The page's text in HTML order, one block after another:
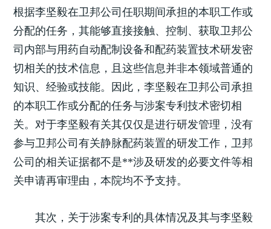
根据李坚毅在卫邦公司任职期间承担的本职工作或
分配的任务，其能够直接接触、控制、获取卫邦公
司内部与用药自动配制设备和配药装置技术研发密
切相关的技术信息，且这些信息并非本领域普通的
知识、经验或技能。因此，李坚毅在卫邦公司承担
的本职工作或分配的任务与涉案专利技术密切相
关。对于李坚毅有关其仅仅是进行研发管理，没有
参与卫邦公司有关静脉配药装置的研发工作，卫邦
公司的相关证据都不是**涉及研发的必要文件等相
关申请再审理由，本院均不予支持。
其次，关于涉案专利的具体情况及其与李坚毅